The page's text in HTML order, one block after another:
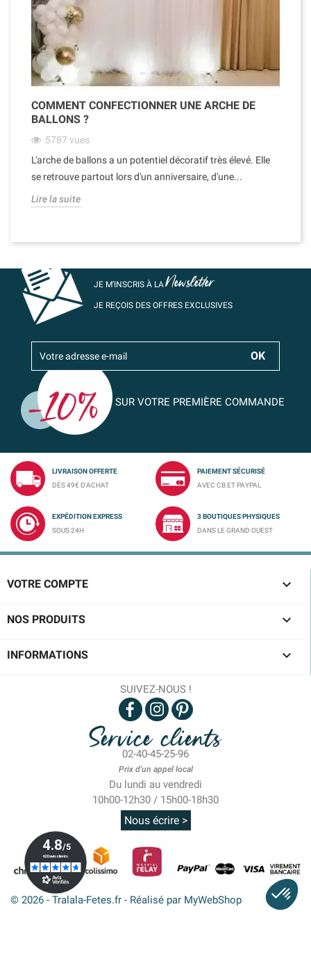
COMMENT CONFECTIONNER UNE ARCHE DE
BALLONS ?
5787 vues
L'arche de ballons a un potentiel décoratif très élevé. Elle
se retrouve partout lors d'un anniversaire, d'une...
Lire la suite
JE M’INSCRIS À LANewsletter
JE REÇOIS DES OFFRES EXCLUSIVES
SUR VOTRE PREMIÈRE COMMANDE
LIVRAISON OFFERTE
DÈS 49€ D'ACHAT
PAIEMENT SÉCURISÉ
AVEC CB ET PAYPAL
EXPÉDITION EXPRESS
SOUS 24H
3 BOUTIQUES PHYSIQUES
DANS LE GRAND OUEST
VOTRE COMPTE 
NOS PRODUITS 
INFORMATIONS 
SUIVEZ-NOUS !
Service clients
02-40-45-25-96
Prix d'un appel local
Du lundi au vendredi
10h00-12h30 / 15h00-18h30
Nous écrire >
© 2026 - Tralala-Fetes.fr - Réalisé par MyWebShop